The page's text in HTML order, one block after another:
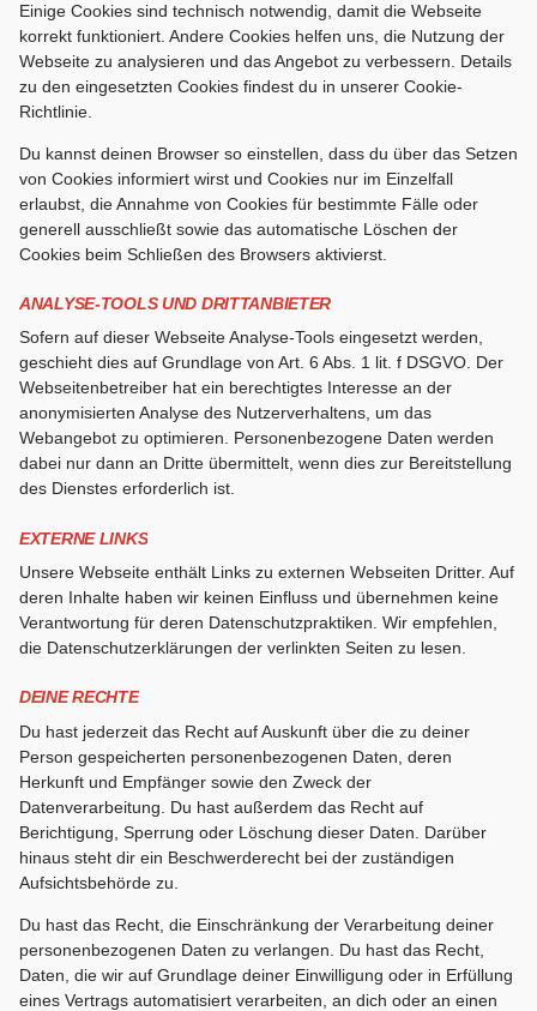
Einige Cookies sind technisch notwendig, damit die Webseite
korrekt funktioniert. Andere Cookies helfen uns, die Nutzung der
Webseite zu analysieren und das Angebot zu verbessern. Details
zu den eingesetzten Cookies findest du in unserer Cookie-
Richtlinie.
Du kannst deinen Browser so einstellen, dass du über das Setzen
von Cookies informiert wirst und Cookies nur im Einzelfall
erlaubst, die Annahme von Cookies für bestimmte Fälle oder
generell ausschließt sowie das automatische Löschen der
Cookies beim Schließen des Browsers aktivierst.
ANALYSE-TOOLS UND DRITTANBIETER
Sofern auf dieser Webseite Analyse-Tools eingesetzt werden,
geschieht dies auf Grundlage von Art. 6 Abs. 1 lit. f DSGVO. Der
Webseitenbetreiber hat ein berechtigtes Interesse an der
anonymisierten Analyse des Nutzerverhaltens, um das
Webangebot zu optimieren. Personenbezogene Daten werden
dabei nur dann an Dritte übermittelt, wenn dies zur Bereitstellung
des Dienstes erforderlich ist.
EXTERNE LINKS
Unsere Webseite enthält Links zu externen Webseiten Dritter. Auf
deren Inhalte haben wir keinen Einfluss und übernehmen keine
Verantwortung für deren Datenschutzpraktiken. Wir empfehlen,
die Datenschutzerklärungen der verlinkten Seiten zu lesen.
DEINE RECHTE
Du hast jederzeit das Recht auf Auskunft über die zu deiner
Person gespeicherten personenbezogenen Daten, deren
Herkunft und Empfänger sowie den Zweck der
Datenverarbeitung. Du hast außerdem das Recht auf
Berichtigung, Sperrung oder Löschung dieser Daten. Darüber
hinaus steht dir ein Beschwerderecht bei der zuständigen
Aufsichtsbehörde zu.
Du hast das Recht, die Einschränkung der Verarbeitung deiner
personenbezogenen Daten zu verlangen. Du hast das Recht,
Daten, die wir auf Grundlage deiner Einwilligung oder in Erfüllung
eines Vertrags automatisiert verarbeiten, an dich oder an einen